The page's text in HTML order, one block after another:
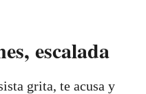
escalada
grita, te acusa y